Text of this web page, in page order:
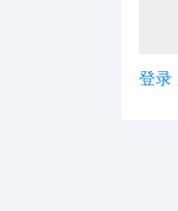
Keith
登录